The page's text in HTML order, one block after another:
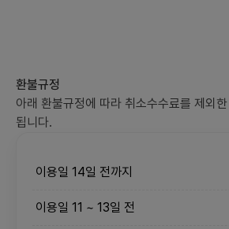
환불규정
아래 환불규정에 따라 취소수수료를 제외
됩니다.
이용일 14일 전까지
이용일 11 ~ 13일 전